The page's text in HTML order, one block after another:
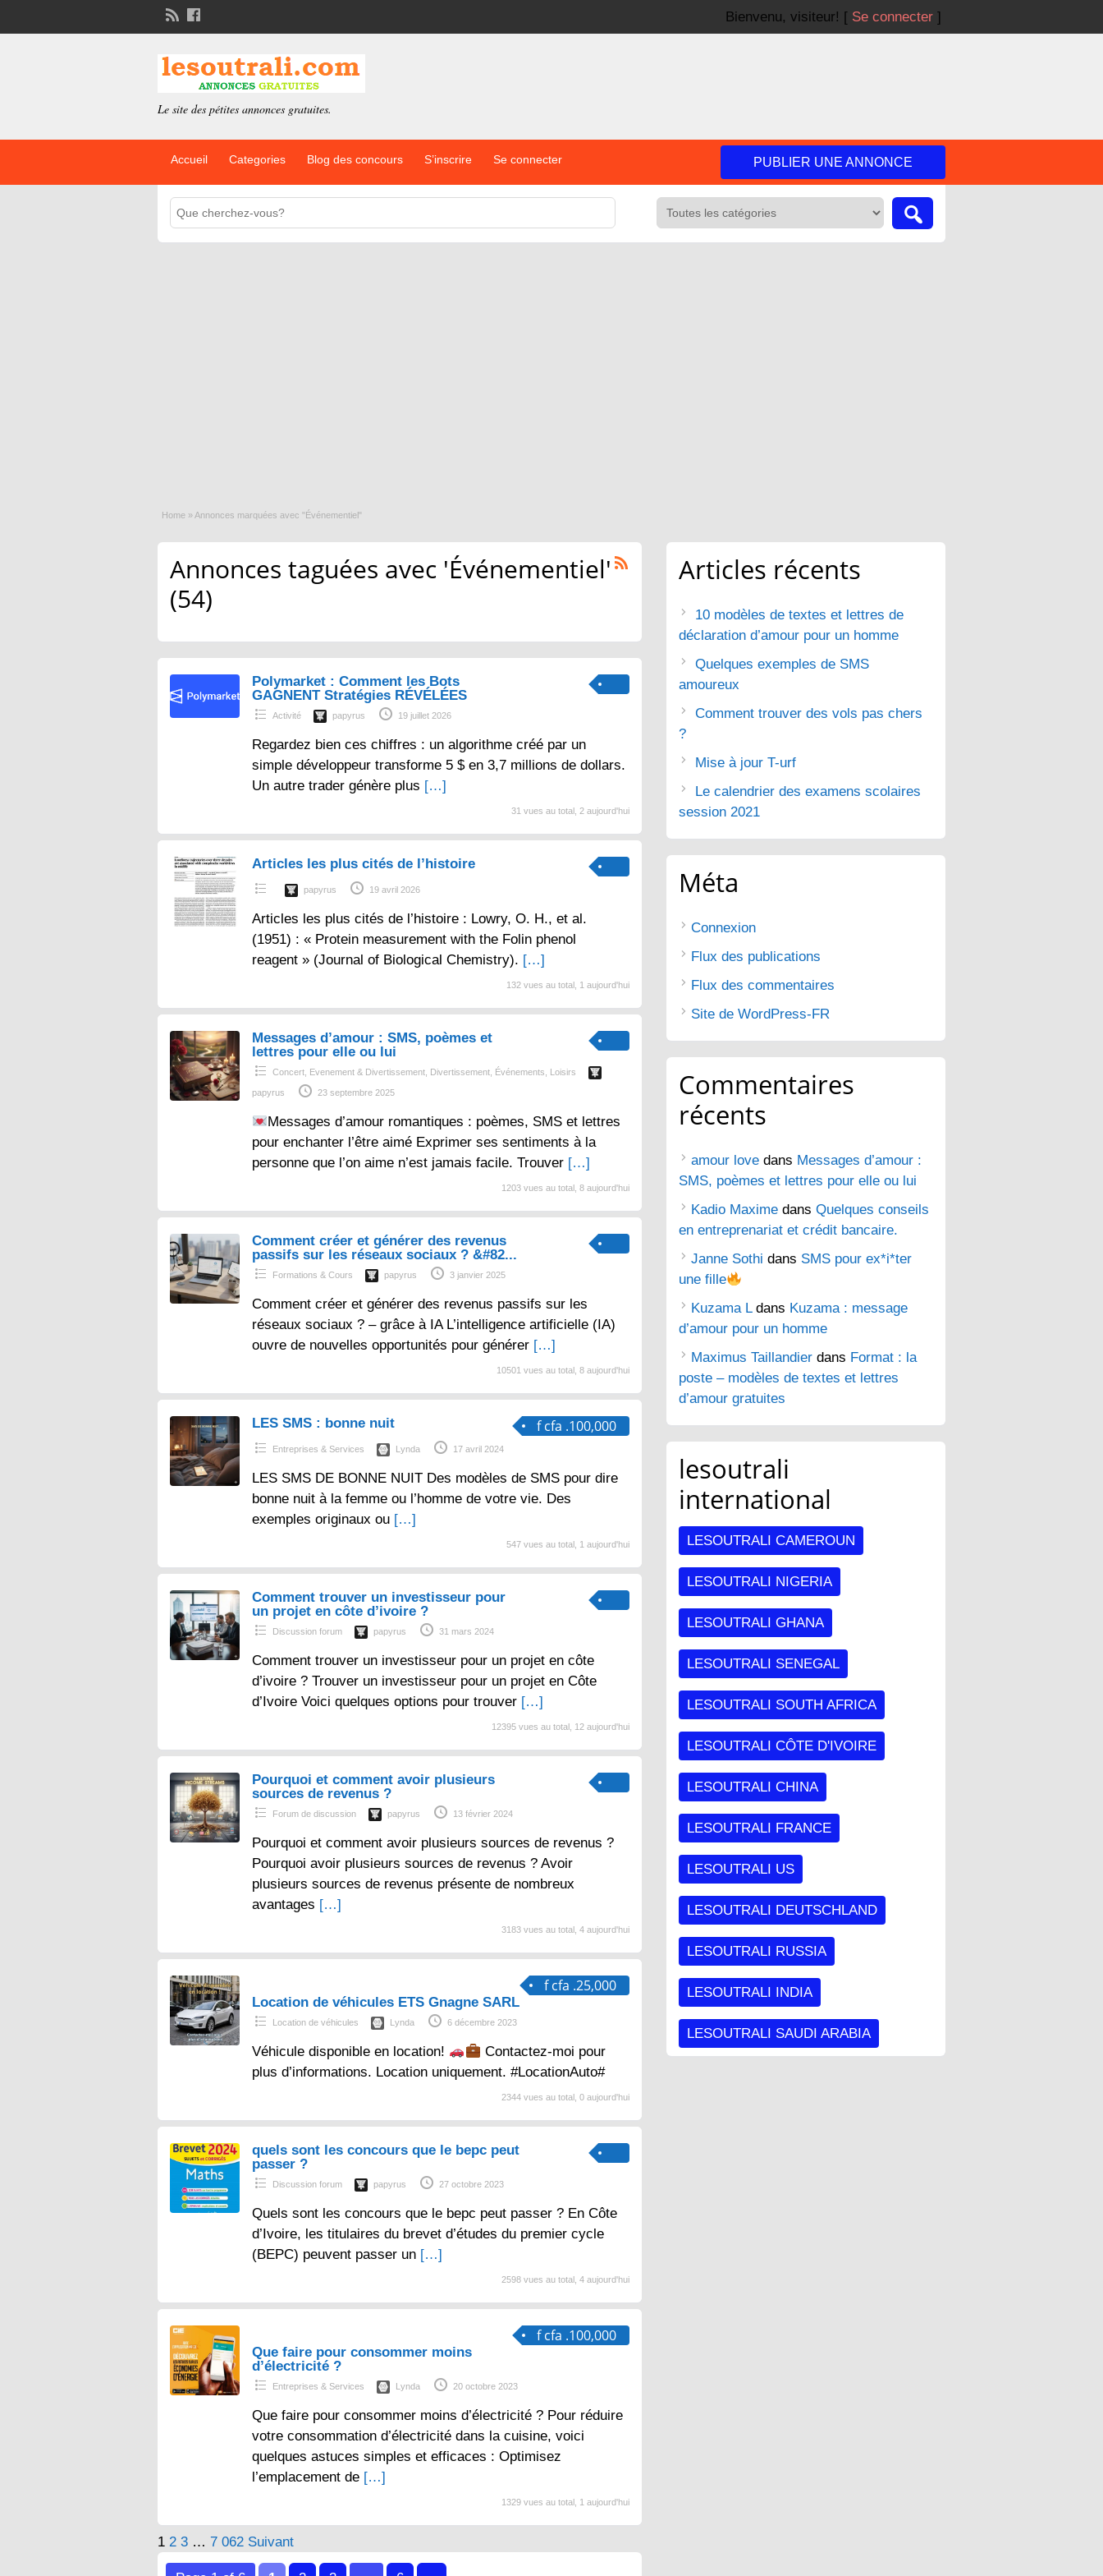
Bienvenu, visiteur! [ Se connecter ]
Le site des pétites annonces gratuites.
Accueil Categories Blog des concours S’inscrire Se connecter PUBLIER UNE ANNONCE
Home » Annonces marquées avec "Événementiel"
Annonces taguées avec 'Événementiel'
(54)
Polymarket : Comment les Bots
GAGNENT Stratégies RÉVÉLÉES
Activité papyrus 19 juillet 2026
Regardez bien ces chiffres : un algorithme créé par un
simple développeur transforme 5 $ en 3,7 millions de dollars.
Un autre trader génère plus […]
31 vues au total, 2 aujourd'hui
Articles les plus cités de l’histoire
papyrus 19 avril 2026
Articles les plus cités de l’histoire : Lowry, O. H., et al.
(1951) : « Protein measurement with the Folin phenol
reagent » (Journal of Biological Chemistry). […]
132 vues au total, 1 aujourd'hui
Messages d’amour : SMS, poèmes et
lettres pour elle ou lui
Concert, Evenement & Divertissement Divertissement Événements Loisirs
papyrus 23 septembre 2025
Messages d’amour romantiques : poèmes, SMS et lettres
pour enchanter l’être aimé Exprimer ses sentiments à la
personne que l’on aime n’est jamais facile. Trouver […]
1203 vues au total, 8 aujourd'hui
Comment créer et générer des revenus
passifs sur les réseaux sociaux ? &#82...
Formations & Cours papyrus 3 janvier 2025
Comment créer et générer des revenus passifs sur les
réseaux sociaux ? – grâce à IA L’intelligence artificielle (IA)
ouvre de nouvelles opportunités pour générer […]
10501 vues au total, 8 aujourd'hui
f cfa .100,000
LES SMS : bonne nuit
Entreprises & Services Lynda 17 avril 2024
LES SMS DE BONNE NUIT Des modèles de SMS pour dire
bonne nuit à la femme ou l’homme de votre vie. Des
exemples originaux ou […]
547 vues au total, 1 aujourd'hui
Comment trouver un investisseur pour
un projet en côte d’ivoire ?
Discussion forum papyrus 31 mars 2024
Comment trouver un investisseur pour un projet en côte
d’ivoire ? Trouver un investisseur pour un projet en Côte
d’Ivoire Voici quelques options pour trouver […]
12395 vues au total, 12 aujourd'hui
Pourquoi et comment avoir plusieurs
sources de revenus ?
Forum de discussion papyrus 13 février 2024
Pourquoi et comment avoir plusieurs sources de revenus ?
Pourquoi avoir plusieurs sources de revenus ? Avoir
plusieurs sources de revenus présente de nombreux
avantages […]
3183 vues au total, 4 aujourd'hui
f cfa .25,000
Location de véhicules ETS Gnagne SARL
Location de véhicules Lynda 6 décembre 2023
Véhicule disponible en location!
Contactez-moi pour
plus d’informations. Location uniquement. #LocationAuto#
2344 vues au total, 0 aujourd'hui
quels sont les concours que le bepc peut
passer ?
Discussion forum papyrus 27 octobre 2023
Quels sont les concours que le bepc peut passer ? En Côte
d’Ivoire, les titulaires du brevet d’études du premier cycle
(BEPC) peuvent passer un […]
2598 vues au total, 4 aujourd'hui
f cfa .100,000
Que faire pour consommer moins
d’électricité ?
Entreprises & Services Lynda 20 octobre 2023
Que faire pour consommer moins d’électricité ? Pour réduire
votre consommation d’électricité dans la cuisine, voici
quelques astuces simples et efficaces : Optimisez
l’emplacement de […]
1329 vues au total, 1 aujourd'hui
Pagination
1 2 3 … 7 062 Suivant
Articles récents
10 modèles de textes et lettres de
déclaration d’amour pour un homme
Quelques exemples de SMS
amoureux
Comment trouver des vols pas chers
?
Mise à jour T-urf
Le calendrier des examens scolaires
session 2021
Méta
Connexion
Flux des publications
Flux des commentaires
Site de WordPress-FR
Commentaires
récents
amour love dans Messages d’amour :
SMS, poèmes et lettres pour elle ou lui
Kadio Maxime dans Quelques conseils
en entreprenariat et crédit bancaire.
Janne Sothi dans SMS pour ex*i*ter
une fille
Kuzama Ldans Kuzama : message
d’amour pour un homme
Maximus Taillandier dans Format : la
poste – modèles de textes et lettres
d’amour gratuites
lesoutrali
international
LESOUTRALI CAMEROUN
LESOUTRALI NIGERIA
LESOUTRALI GHANA
LESOUTRALI SENEGAL
LESOUTRALI SOUTH AFRICA
LESOUTRALI CÔTE D'IVOIRE
LESOUTRALI CHINA
LESOUTRALI FRANCE
LESOUTRALI US
LESOUTRALI DEUTSCHLAND
LESOUTRALI RUSSIA
LESOUTRALI INDIA
LESOUTRALI SAUDI ARABIA